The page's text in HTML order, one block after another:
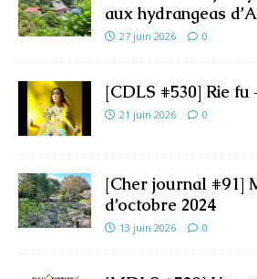
aux hydrangeas
27 juin 2026 0
[CDLS #530] Rie fu
21 juin 2026 0
[Cher journal #91]
d’octobre 2024
13 juin 2026 0